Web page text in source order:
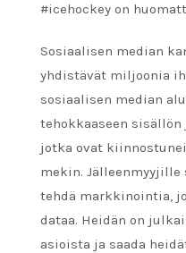
#icehockey on
Sosiaalisen median
yhdistävät miljoonia
sosiaalisen median
tehokkaaseen
jotka ovat
mekin. Jälleenmyyjille
tehdä markkinointia,
dataa. Heidän on
asioista ja saada